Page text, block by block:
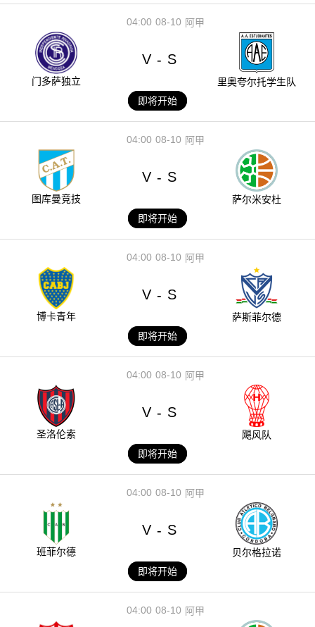
08-10
04:00 阿甲
门多萨独立
V - S
里奥夸尔托学生队
即将开始
08-10
04:00 阿甲
图库曼竞技
V - S
萨尔米安杜
即将开始
08-10
04:00 阿甲
博卡青年
V - S
萨斯菲尔德
即将开始
08-10
04:00 阿甲
圣洛伦索
V - S
飓风队
即将开始
08-10
04:00 阿甲
班菲尔德
V - S
贝尔格拉诺
即将开始
08-10
04:00 阿甲